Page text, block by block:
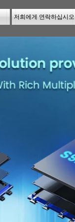
저희에게 연락하십시오